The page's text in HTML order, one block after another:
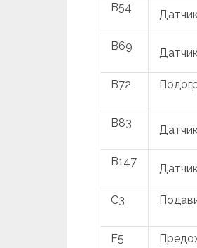
B54
B69
B72
B83
B147
C3
F5